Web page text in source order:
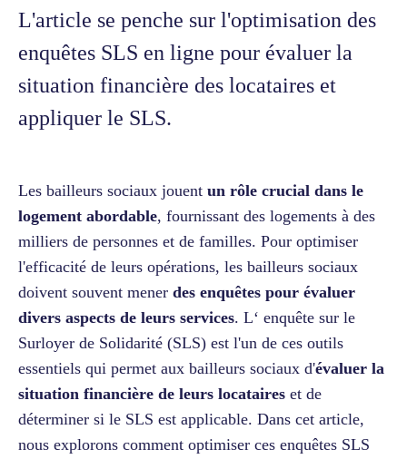
L'article se penche sur l'optimisation des
enquêtes SLS en ligne pour évaluer la
situation financière des locataires et
appliquer le SLS.
Les bailleurs sociaux jouent un rôle crucial dans le
logement abordable, fournissant des logements à des
milliers de personnes et de familles. Pour optimiser
l'efficacité de leurs opérations, les bailleurs sociaux
doivent souvent mener des enquêtes pour évaluer
divers aspects de leurs services. L‘ enquête sur le
Surloyer de Solidarité (SLS) est l'un de ces outils
essentiels qui permet aux bailleurs sociaux d'évaluer la
situation financière de leurs locataires et de
déterminer si le SLS est applicable. Dans cet article,
nous explorons comment optimiser ces enquêtes SLS